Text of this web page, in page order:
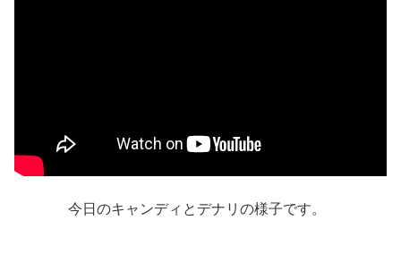
今日のキャンディとデナリの様子です。